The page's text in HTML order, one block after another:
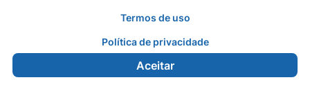
©2026 - Prefeitura Municipal de Cáceres - Todos os
direitos reservados
Termos de uso
Política de privacidade
Aceitar